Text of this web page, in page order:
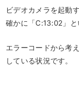
ビデオカメラを起動
確かに「C:13:02」と
エラーコードから考
している状況です。